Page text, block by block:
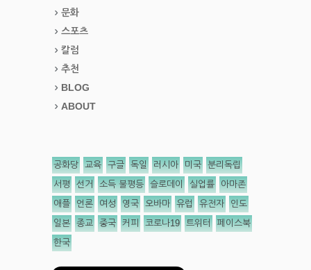
문화
스포츠
칼럼
추천
BLOG
ABOUT
공화당 교육 구글 독일 러시아 미국 분리독립
서평 선거 소득 불평등 슬로데이 실업률 아마존
애플 언론 여성 영국 오바마 유럽 유전자 인도
일본 종교 중국 커피 코로나19 트위터 페이스북
한국